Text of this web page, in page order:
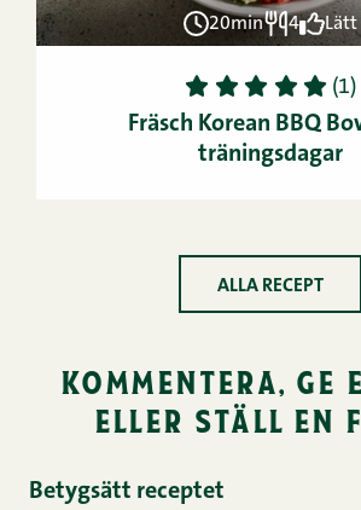
20min 4 Lätt
1 2 3 4 5 (1)
Fräsch Korean BBQ
träningsdagar
ALLA RECEPT
kommentera, ge
eller ställ en
Betygsätt receptet